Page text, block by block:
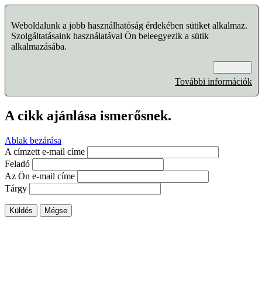
Weboldalunk a jobb használhatóság érdekében sütiket alkalmaz.
Szolgáltatásaink használatával Ön beleegyezik a sütik
alkalmazásába.
További információk
A cikk ajánlása ismerősnek.
Ablak bezárása
A címzett e-mail címe
Feladó
Az Ön e-mail címe
Tárgy
Küldés Mégse